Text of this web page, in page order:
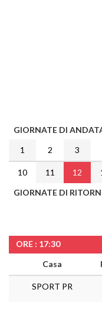
GIORNATE DI
1
2 3
10 11 12
GIORNATE DI
ORE : 17:30
Casa
SPORT PR